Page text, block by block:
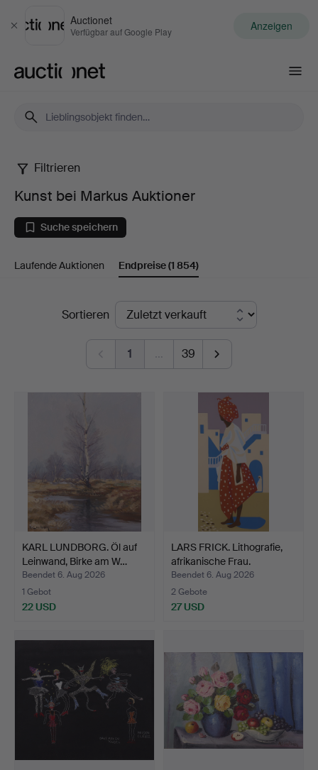
Schließen
Auctionet
Verfügbar auf Google Play Anzeigen
Kunst
bei
Markus
Auktioner
Filtrieren
Kunst bei Markus Auktioner
Suche speichern
Laufende Auktionen Endpreise(1 854)
EndpreiseSortieren
1 … 39
KARL LUNDBORG. Öl auf
Leinwand, Birke am W…
Beendet 6. Aug 2026
1 Gebot
22 USD
LARS FRICK. Lithografie,
afrikanische Frau.
Beendet 6. Aug 2026
2 Gebote
27 USD